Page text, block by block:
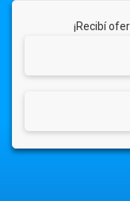
¡Recibí